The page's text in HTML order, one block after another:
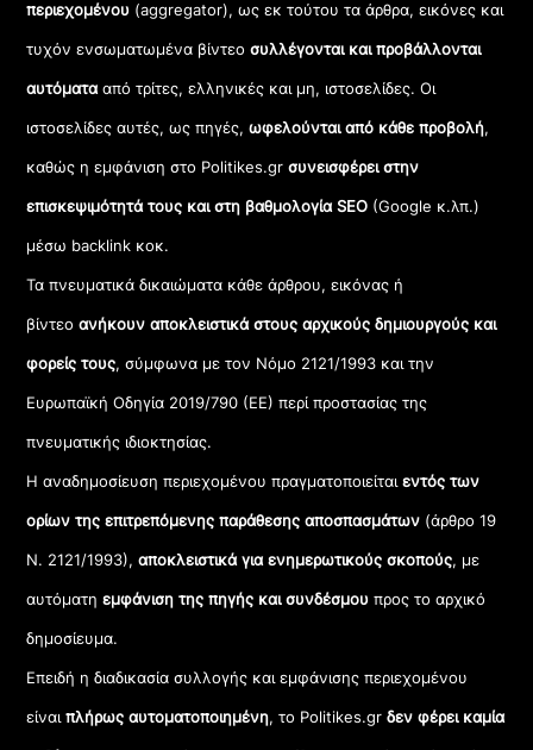
περιεχομένου (aggregator), ως εκ τούτου τα άρθρα, εικόνες και
τυχόν ενσωματωμένα βίντεοσυλλέγονται και προβάλλονται
αυτόματααπό τρίτες, ελληνικές και μη, ιστοσελίδες. Οι
ιστοσελίδες αυτές, ως πηγές,ωφελούνται από κάθε προβολή,
καθώς η εμφάνιση στο Politikes.gr συνεισφέρει στην
επισκεψιμότητά τους και στη βαθμολογία SEO (Google κ.λπ.)
μέσω backlink κοκ.
Τα πνευματικά δικαιώματα κάθε άρθρου, εικόνας ή
βίντεοανήκουν αποκλειστικά στους αρχικούς δημιουργούς και
φορείς τους, σύμφωνα με τον Νόμο 2121/1993 και την
Ευρωπαϊκή Οδηγία 2019/790 (ΕΕ) περί προστασίας της
πνευματικής ιδιοκτησίας.
Η αναδημοσίευση περιεχομένου πραγματοποιείταιεντός των
ορίων της επιτρεπόμενης παράθεσης αποσπασμάτων (άρθρο 19
Ν. 2121/1993), αποκλειστικά για ενημερωτικούς σκοπούς, με
αυτόματηεμφάνιση της πηγής και συνδέσμου προς το αρχικό
δημοσίευμα.
Επειδή η διαδικασία συλλογής και εμφάνισης περιεχομένου
είναιπλήρως αυτοματοποιημένη, το Politikes.grδεν φέρει καμία